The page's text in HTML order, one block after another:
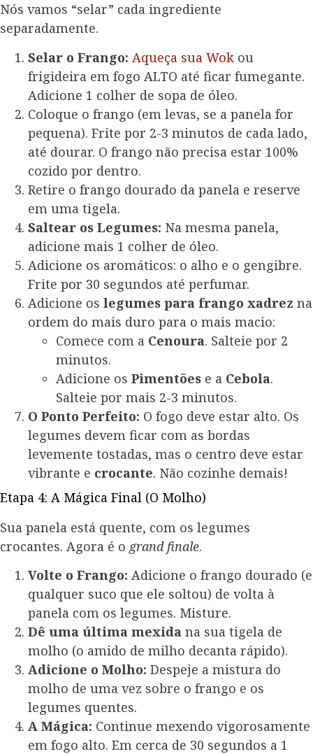
Nós vamos “selar” cada ingrediente
separadamente.
Selar o Frango: Aqueça sua Wok ou
frigideira em fogo ALTO até ficar fumegante.
Adicione 1 colher de sopa de óleo.
Coloque o frango (em levas, se a panela for
pequena). Frite por 2-3 minutos de cada lado,
até dourar. O frango não precisa estar 100%
cozido por dentro.
Retire o frango dourado da panela e reserve
em uma tigela.
Saltear os Legumes: Na mesma panela,
adicione mais 1 colher de óleo.
Adicione os aromáticos: o alho e o gengibre.
Frite por 30 segundos até perfumar.
Adicione os legumes para frango xadrez na
ordem do mais duro para o mais macio:
Comece com a Cenoura. Salteie por 2
minutos.
Adicione os Pimentões e a Cebola.
Salteie por mais 2-3 minutos.
O Ponto Perfeito: O fogo deve estar alto. Os
legumes devem ficar com as bordas
levemente tostadas, mas o centro deve estar
vibrante e crocante. Não cozinhe demais!
Etapa 4: A Mágica Final (O Molho)
Sua panela está quente, com os legumes
crocantes. Agora é o grand finale.
Volte o Frango: Adicione o frango dourado (e
qualquer suco que ele soltou) de volta à
panela com os legumes. Misture.
Dê uma última mexida na sua tigela de
molho (o amido de milho decanta rápido).
Adicione o Molho: Despeje a mistura do
molho de uma vez sobre o frango e os
legumes quentes.
A Mágica: Continue mexendo vigorosamente
em fogo alto. Em cerca de 30 segundos a 1